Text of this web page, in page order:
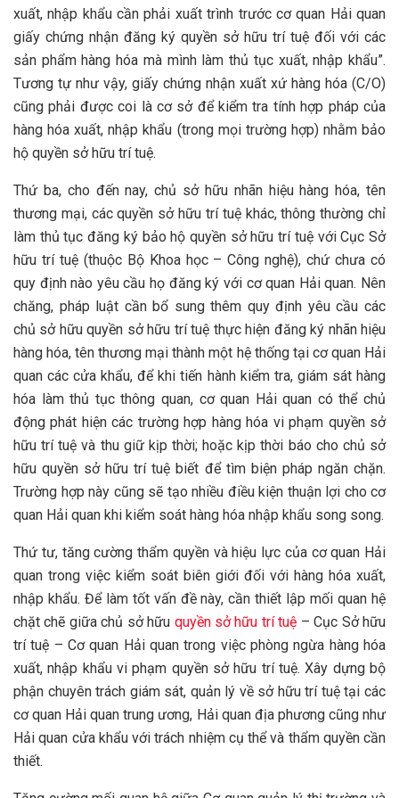
xuất, nhập khẩu cần phải xuất trình trước cơ quan Hải quan
giấy chứng nhận đăng ký quyền sở hữu trí tuệ đối với các
sản phẩm hàng hóa mà mình làm thủ tục xuất, nhập khẩu”.
Tương tự như vậy, giấy chứng nhận xuất xứ hàng hóa (C/O)
cũng phải được coi là cơ sở để kiểm tra tính hợp pháp của
hàng hóa xuất, nhập khẩu (trong mọi trường hợp) nhằm bảo
hộ quyền sở hữu trí tuệ.
Thứ ba, cho đến nay, chủ sở hữu nhãn hiệu hàng hóa, tên
thương mại, các quyền sở hữu trí tuệ khác, thông thường chỉ
làm thủ tục đăng ký bảo hộ quyền sở hữu trí tuệ với Cục Sở
hữu trí tuệ (thuộc Bộ Khoa học – Công nghệ), chứ chưa có
quy định nào yêu cầu họ đăng ký với cơ quan Hải quan. Nên
chăng, pháp luật cần bổ sung thêm quy định yêu cầu các
chủ sở hữu quyền sở hữu trí tuệ thực hiện đăng ký nhãn hiệu
hàng hóa, tên thương mại thành một hệ thống tại cơ quan Hải
quan các cửa khẩu, để khi tiến hành kiểm tra, giám sát hàng
hóa làm thủ tục thông quan, cơ quan Hải quan có thể chủ
động phát hiện các trường hợp hàng hóa vi phạm quyền sở
hữu trí tuệ và thu giữ kịp thời; hoặc kịp thời báo cho chủ sở
hữu quyền sở hữu trí tuệ biết để tìm biện pháp ngăn chặn.
Trường hợp này cũng sẽ tạo nhiều điều kiện thuận lợi cho cơ
quan Hải quan khi kiểm soát hàng hóa nhập khẩu song song.
Thứ tư, tăng cường thẩm quyền và hiệu lực của cơ quan Hải
quan trong việc kiểm soát biên giới đối với hàng hóa xuất,
nhập khẩu. Để làm tốt vấn đề này, cần thiết lập mối quan hệ
chặt chẽ giữa chủ sở hữu quyền sở hữu trí tuệ – Cục Sở hữu
trí tuệ – Cơ quan Hải quan trong việc phòng ngừa hàng hóa
xuất, nhập khẩu vi phạm quyền sở hữu trí tuệ. Xây dựng bộ
phận chuyên trách giám sát, quản lý về sở hữu trí tuệ tại các
cơ quan Hải quan trung ương, Hải quan địa phương cũng như
Hải quan cửa khẩu với trách nhiệm cụ thể và thẩm quyền cần
thiết.